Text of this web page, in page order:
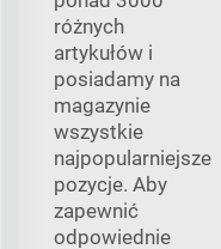
różnych
artykułów i
posiadamy na
magazynie
wszystkie
najpopularniejsze
pozycje. Aby
zapewnić
odpowiednie